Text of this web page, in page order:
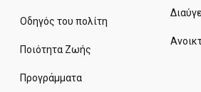
Οδηγός του πολίτη
Ποιότητα Ζωής
Προγράμματα